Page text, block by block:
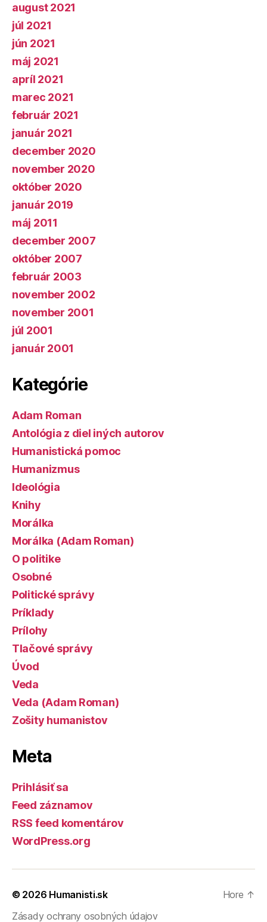
august 2021
júl 2021
jún 2021
máj 2021
apríl 2021
marec 2021
február 2021
január 2021
december 2020
november 2020
október 2020
január 2019
máj 2011
december 2007
október 2007
február 2003
november 2002
november 2001
júl 2001
január 2001
Kategórie
Adam Roman
Antológia z diel iných autorov
Humanistická pomoc
Humanizmus
Ideológia
Knihy
Morálka
Morálka (Adam Roman)
O politike
Osobné
Politické správy
Príklady
Prílohy
Tlačové správy
Úvod
Veda
Veda (Adam Roman)
Zošity humanistov
Meta
Prihlásiť sa
Feed záznamov
RSS feed komentárov
WordPress.org
© 2026 Humanisti.sk
Zásady ochrany osobných údajov
Hore ↑